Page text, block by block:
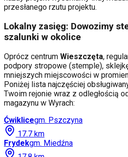
przesłanego rzutu projektu.
Lokalny zasięg: Dowozimy
szalunki w okolice
Oprócz centrum Wieszczęta,
podpory stropowe (stemple),
mniejszych miejscowości w
Poniżej lista najczęściej
Twoim rejonie wraz z odległością
magazynu w Wyrach:
Ćwiklicegm. Pszczyna
17.7 km
Frydekgm. Miedźna